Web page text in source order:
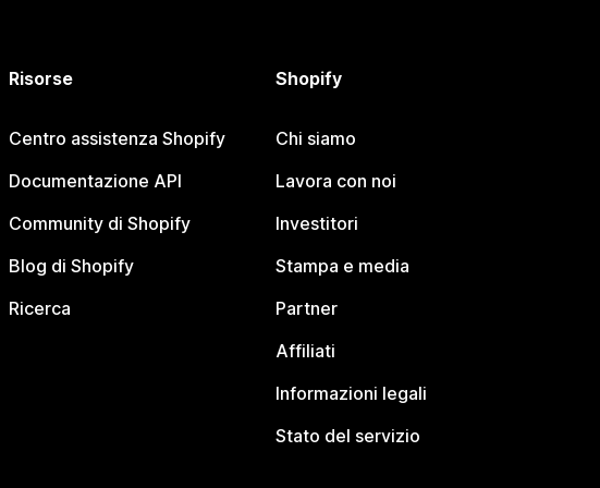
Risorse
Centro assistenza Shopify
Documentazione API
Community di Shopify
Blog di Shopify
Ricerca
Shopify
Chi siamo
Lavora con noi
Investitori
Stampa e media
Partner
Affiliati
Informazioni legali
Stato del servizio